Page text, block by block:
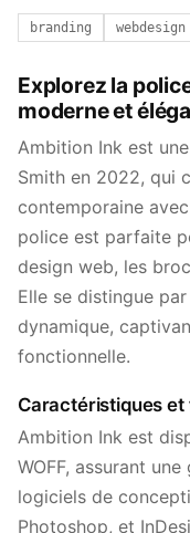
branding webdesign
Explorez la
moderne et
Ambition Ink est
Smith en 2022, qui
contemporaine
police est parfaite
design web, les
Elle se distingue
dynamique,
fonctionnelle.
Caractéristiques
Ambition Ink est
WOFF, assurant
logiciels de
Photoshop, et